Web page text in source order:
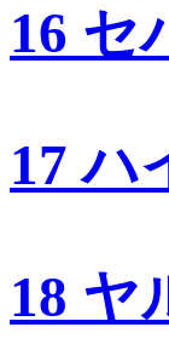
16 セ
17 ハ
18 ヤ